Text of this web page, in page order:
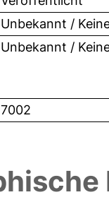
Unbekannt /
Unbekannt /
7002